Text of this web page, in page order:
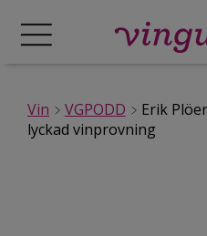
Vin VGPODD
Erik
lyckad vinprovning